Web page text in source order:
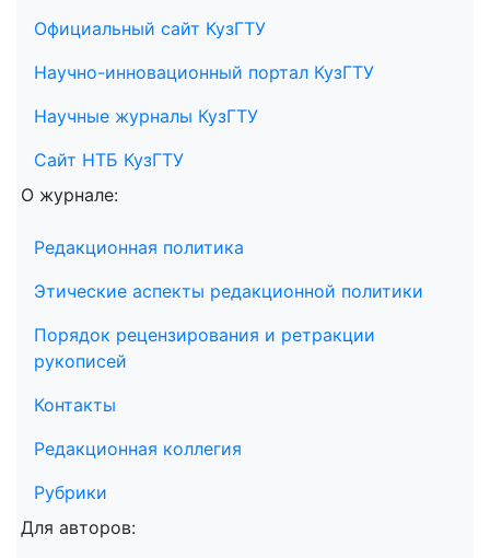
Официальный сайт КузГТУ
Научно-инновационный портал КузГТУ
Научные журналы КузГТУ
Сайт НТБ КузГТУ
О журнале:
Редакционная политика
Этические аспекты редакционной политики
Порядок рецензирования и ретракции
рукописей
Контакты
Редакционная коллегия
Рубрики
Для авторов: